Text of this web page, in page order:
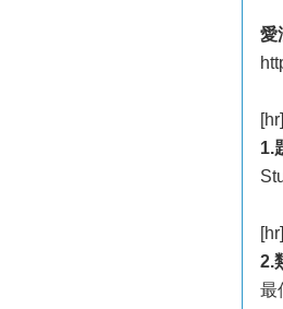
愛
[hr]
1.
[hr]
2.
最